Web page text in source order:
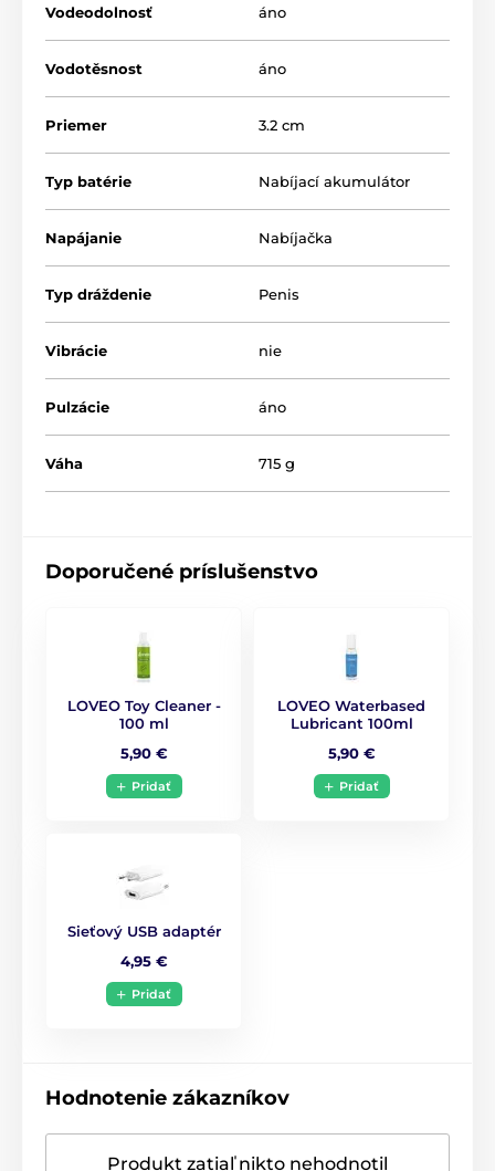
Vodeodolnosť áno
Vodotěsnost áno
Priemer 3.2 cm
Typ batérie Nabíjací akumulátor
Napájanie Nabíjačka
Typ dráždenie Penis
Vibrácie nie
Pulzácie áno
Váha 715 g
Doporučené príslušenstvo
LOVEO Toy Cleaner -
100 ml
5,90 €
Pridať
LOVEO Waterbased
Lubricant 100ml
5,90 €
Pridať
Sieťový USB adaptér
4,95 €
Pridať
Hodnotenie zákazníkov
Produkt zatiaľ nikto nehodnotil